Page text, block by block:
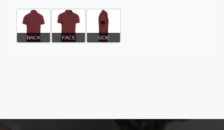
BACK FACE SIDE